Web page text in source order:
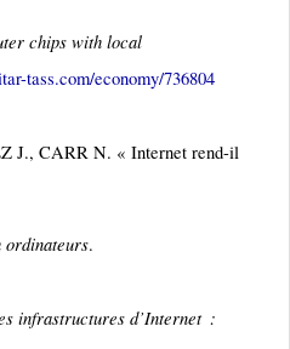
chips with local
tass.com/economy/736804
J., CARR N. « Internet rend-il
ordinateurs.
infrastructures d’Internet :